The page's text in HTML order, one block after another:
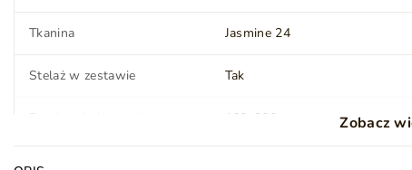
Tkanina Jasmine 24
Stelaż w zestawie Tak
160x200 cm Zobacz